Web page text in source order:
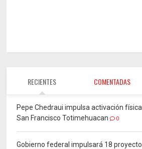
RECIENTES COMENTADAS
Pepe Chedraui impulsa activación
San Francisco Totimehuacan
0
Gobierno federal impulsará 18